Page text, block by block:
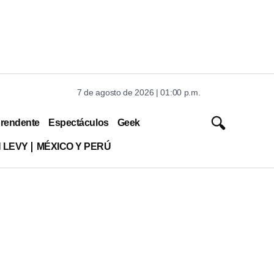
7 de agosto de 2026 | 01:00 p.m.
Espectáculos Geek
LEVY MÉXICO Y PERÚ